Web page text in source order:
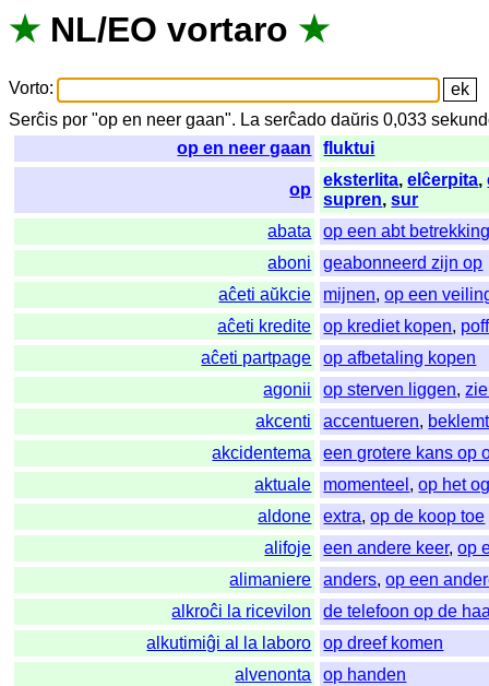
★ NL/EO vortaro ★
Vorto:
Serĉis por "op en neer gaan". La serĉado daŭris 0,033
op en neer gaan
fluktui
op
eksterlita,elĉerpita,
supren,sur
abata
op een abt
aboni
geabonneerd zijn op
aĉeti aŭkcie
mijnen,op een
aĉeti kredite
op krediet kopen,
aĉeti partpage
op afbetaling kopen
agonii
op sterven liggen,
akcenti
accentueren,
akcidentema
een grotere kans op
aktuale
momenteel ,op het
aldone
extra,op de koop toe
alifoje
een andere keer,op
alimaniere
anders,op een
alkroĉi la ricevilon
de telefoon op de
alkutimiĝi al la laboro
op dreef komen
alvenonta
op handen